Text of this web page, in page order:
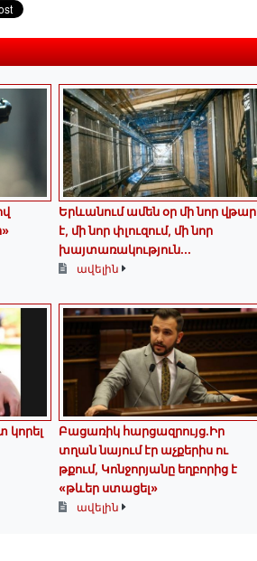
Երևանում ամեն օր մի նոր վթար
է, մի նոր փլուզում, մի նոր
խայտառակություն...
ավելին
կորել
Բացառիկ հարցազրույց.Իր
տղան նայում էր աչքերիս ու
թքում, Կոնջորյանը եղբորից է
«թևեր ստացել»
ավելին